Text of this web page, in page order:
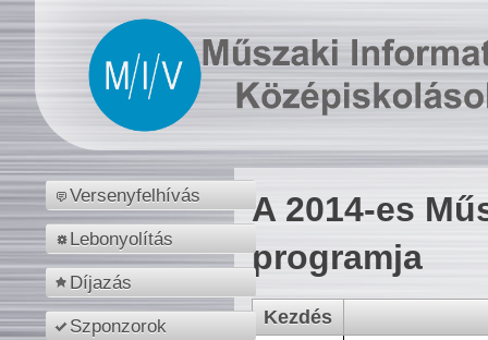
Versenyfelhívás
Lebonyolítás
Díjazás
Szponzorok
A 2014-es
programja
Kezdés